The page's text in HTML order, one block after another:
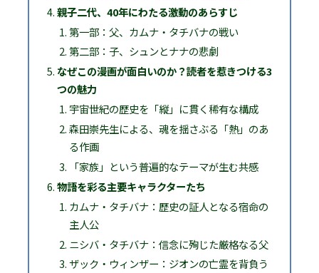
親子二代、40年にわたる激動のあらすじ
第一部：父、カムナ・タチバナの戦い
第二部：子、シュンとナナの悲劇
なぜこの漫画が面白いのか？読者を惹きつける3
つの魅力
宇宙世紀の歴史を「縦」に貫く稀有な構成
森田崇先生による、魂を揺さぶる「熱」のあ
る作画
「家族」という普遍的なテーマが生む共感
物語を彩る主要キャラクターたち
カムナ・タチバナ：歴史の証人となる宿命の
主人公
ニシバ・タチバナ：信念に殉じた厳格なる父
ザック・ウィンザー：ジオンの亡霊を背負う